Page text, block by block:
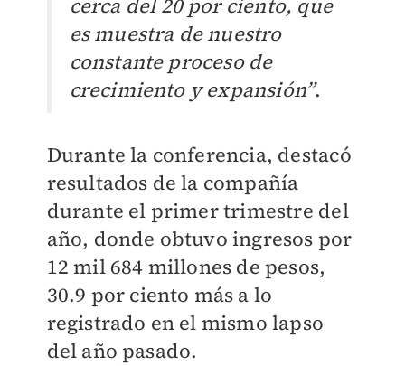
cerca del 20 por ciento, que
es muestra de nuestro
constante proceso de
crecimiento y expansión”.
Durante la conferencia, destacó
resultados de la compañía
durante el primer trimestre del
año, donde obtuvo ingresos por
12 mil 684 millones de pesos,
30.9 por ciento más a lo
registrado en el mismo lapso
del año pasado.